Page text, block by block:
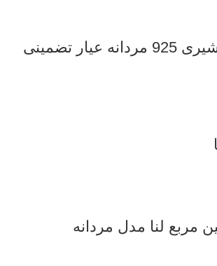
تضمینی
مربع لنا مدل مردانه